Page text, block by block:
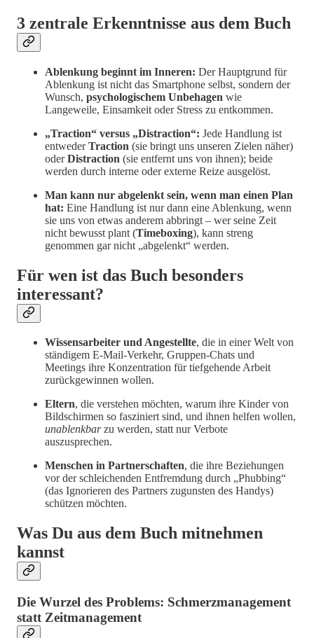
3 zentrale Erkenntnisse aus dem Buch
Ablenkung beginnt im Inneren: Der Hauptgrund für
Ablenkung ist nicht das Smartphone selbst, sondern der
Wunsch, psychologischem Unbehagen wie
Langeweile, Einsamkeit oder Stress zu entkommen.
„Traction“ versus „Distraction“: Jede Handlung ist
entwederTraction (sie bringt uns unseren Zielen näher)
oderDistraction (sie entfernt uns von ihnen); beide
werden durch interne oder externe Reize ausgelöst.
Man kann nur abgelenkt sein, wenn man einen Plan
hat: Eine Handlung ist nur dann eine Ablenkung, wenn
sie uns von etwas anderem abbringt – wer seine Zeit
nicht bewusst plant (Timeboxing), kann streng
genommen gar nicht „abgelenkt“ werden.
Für wen ist das Buch besonders
interessant?
Wissensarbeiter und Angestellte, die in einer Welt von
ständigem E-Mail-Verkehr, Gruppen-Chats und
Meetings ihre Konzentration für tiefgehende Arbeit
zurückgewinnen wollen.
Eltern, die verstehen möchten, warum ihre Kinder von
Bildschirmen so fasziniert sind, und ihnen helfen wollen,
unablenkbarzu werden, statt nur Verbote
auszusprechen.
Menschen in Partnerschaften, die ihre Beziehungen
vor der schleichenden Entfremdung durch „Phubbing“
(das Ignorieren des Partners zugunsten des Handys)
schützen möchten.
Was Du aus dem Buch mitnehmen
kannst
Die Wurzel des Problems: Schmerzmanagement
statt Zeitmanagement